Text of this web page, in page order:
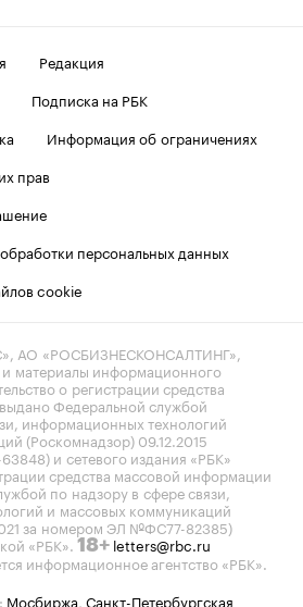
Редакция
Подписка на РБК
Информация об ограничениях
прав
персональных данных
cookie
АО «РОСБИЗНЕСКОНСАЛТИНГ»,
материалы информационного
о регистрации средства
Федеральной службой
информационных технологий
(Роскомнадзор) 09.12.2015
и сетевого издания «РБК»
средства массовой информации
по надзору в сфере связи,
и массовых коммуникаций
за номером ЭЛ №ФС77-82385)
«РБК». 18+ letters@rbc.ru
информационное агентство «РБК».
Мосбиржа, Санкт-Петербургская